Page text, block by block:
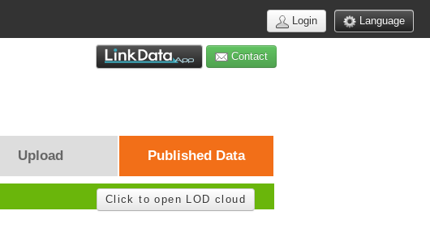
Language
Login
Contact
Upload Published Data
Click to open LOD cloud